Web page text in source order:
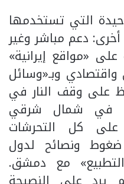
التي تستخدمها
دعم مباشر وغير
على «مواقع إيرانية»
وبـ«وسائل
على وقف النار في
في شمال شرقي
على كل التحرشات
ونصائح لدول
التطبيع» مع دمشق.